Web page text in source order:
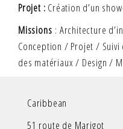
Projet: Création d’un
Missions : Architecture
Conception / Projet /
des matériaux / Design /
Caribbean
51 route de Marigot